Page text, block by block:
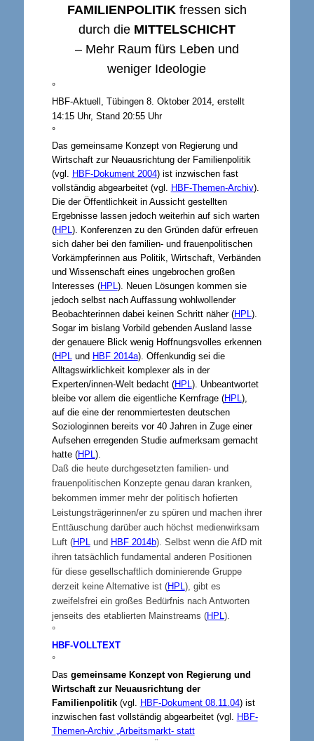
FAMILIENPOLITIK fressen sich
durch die MITTELSCHICHT
– Mehr Raum fürs Leben und
weniger Ideologie
°
HBF-Aktuell, Tübingen 8. Oktober 2014, erstellt
14:15 Uhr, Stand 20:55 Uhr
°
Das gemeinsame Konzept von Regierung und
Wirtschaft zur Neuausrichtung der Familienpolitik
(vgl. HBF-Dokument 2004) ist inzwischen fast
vollständig abgearbeitet (vgl. HBF-Themen-Archiv).
Die der Öffentlichkeit in Aussicht gestellten
Ergebnisse lassen jedoch weiterhin auf sich warten
(HPL ). Konferenzen zu den Gründen dafür erfreuen
sich daher bei den familien- und frauenpolitischen
Vorkämpferinnen aus Politik, Wirtschaft, Verbänden
und Wissenschaft eines ungebrochen großen
Interesses (HPL ). Neuen Lösungen kommen sie
jedoch selbst nach Auffassung wohlwollender
Beobachterinnen dabei keinen Schritt näher (HPL ).
Sogar im bislang Vorbild gebenden Ausland lasse
der genauere Blick wenig Hoffnungsvolles erkennen
(HPL und HBF 2014a). Offenkundig sei die
Alltagswirklichkeit komplexer als in der
Experten/innen-Welt bedacht (HPL ). Unbeantwortet
bleibe vor allem die eigentliche Kernfrage (HPL ),
auf die eine der renommiertesten deutschen
Soziologinnen bereits vor 40 Jahren in Zuge einer
Aufsehen erregenden Studie aufmerksam gemacht
hatte (HPL ).
Daß die heute durchgesetzten familien- und
frauenpolitischen Konzepte genau daran kranken,
bekommen immer mehr der politisch hofierten
Leistungsträgerinnen/er zu spüren und machen ihrer
Enttäuschung darüber auch höchst medienwirksam
Luft (HPL und HBF 2014b). Selbst wenn die AfD mit
ihren tatsächlich fundamental anderen Positionen
für diese gesellschaftlich dominierende Gruppe
derzeit keine Alternative ist (HPL ), gibt es
zweifelsfrei ein großes Bedürfnis nach Antworten
jenseits des etablierten Mainstreams (HPL ).
°
HBF-VOLLTEXT
°
Das gemeinsame Konzept von Regierung und
Wirtschaft zur Neuausrichtung der
Familienpolitik(vgl. HBF-Dokument 08.11.04) ist
inzwischen fast vollständig abgearbeitet (vgl. HBF-
Themen-Archiv „Arbeitsmarkt- statt